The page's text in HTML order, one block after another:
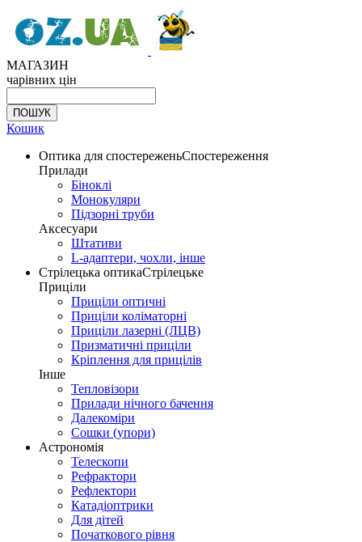
МАГАЗИН
чарівних цін
Кошик
Оптика для спостереженьСпостереження
Прилади
Біноклі
Монокуляри
Підзорні труби
Аксесуари
Штативи
L-адаптери, чохли, інше
Стрілецька оптикаСтрілецьке
Приціли
Приціли оптичні
Приціли коліматорні
Приціли лазерні (ЛЦВ)
Призматичні приціли
Кріплення для прицілів
Інше
Тепловізори
Прилади нічного бачення
Далекоміри
Сошки (упори)
Астрономія
Телескопи
Рефрактори
Рефлектори
Катадіоптрики
Для дітей
Початкового рівня